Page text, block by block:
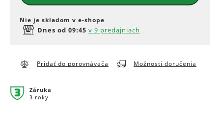
Nie je skladom v e‑shope
Dnes od 09:45 v 9 predajniach
Pridať do porovnávača Možnosti doručenia
Záruka
3 roky